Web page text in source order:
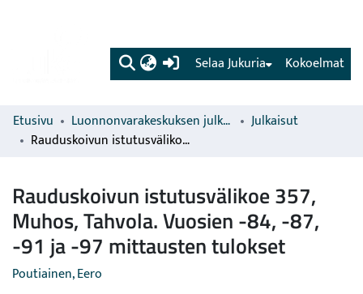
(current) Kokoelmat
Selaa Jukuria
Etusivu Luonnonvarakeskuksen julkaisut
Julkaisut
Rauduskoivun istutusvälikoe 357, Muhos, Tahvola. Vuosien -84, -87, -91 ja -97 mittausten tulokset
Rauduskoivun istutusvälikoe 357,
Muhos, Tahvola. Vuosien -84, -87,
-91 ja -97 mittausten tulokset
Poutiainen, Eero